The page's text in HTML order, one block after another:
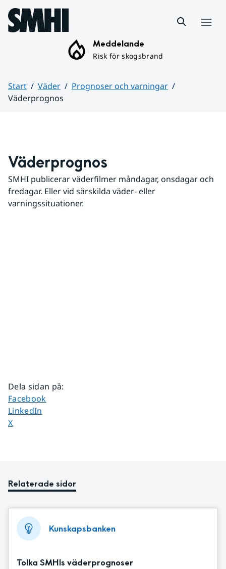
Hoppa till sidans innehåll
Meddelande
Risk för skogsbrand
Start Väder
Prognoser och varningar
Väderprognos
Väderprognos
SMHI publicerar väderfilmer måndagar, onsdagar och
fredagar. Eller vid särskilda väder- eller
varningssituationer.
Dela sidan på:
Dela sidan på
Facebook
Dela sidan på
LinkedIn
Dela sidan på
X
Relaterade sidor
Kunskapsbanken
Tolka SMHIs väderprognoser